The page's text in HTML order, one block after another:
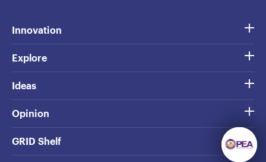
Innovation
Explore
Ideas
Opinion
GRID Shelf